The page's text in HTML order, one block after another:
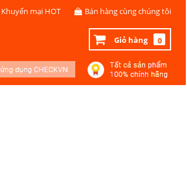
Khuyến mại HOT Bán hàng cùng chúng tôi
Giỏ hàng 0